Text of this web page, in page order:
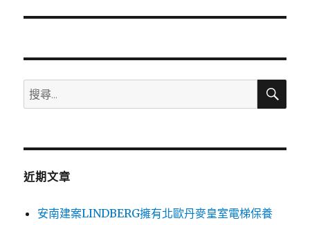
文
搜
尋
鍵
搜
近期文章
安南建案LINDBERG擁有北歐丹麥皇室電梯保養